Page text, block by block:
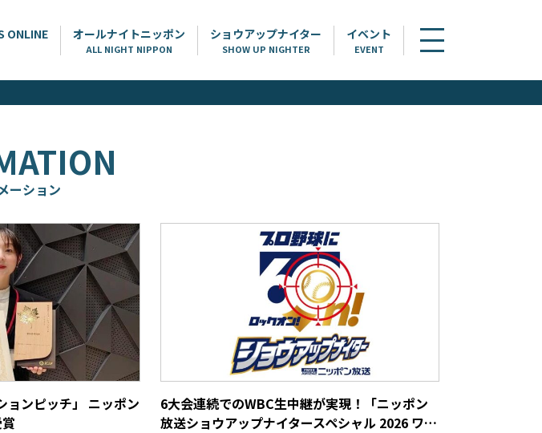
ONLINE オールナイトニッポン
ALL NIGHT NIPPON
ショウアップナイター
SHOW UP NIGHTER
イベント
EVENT
ーション
ョンピッチ」 ニッポン
6大会連続でのWBC生中継が実現！「ニッポン
放送ショウアップナイタースペシャル 2026 ワ…